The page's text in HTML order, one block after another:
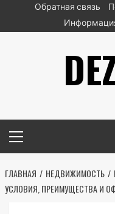
ПерейтиОбратная связь
меню
ГЛАВНАЯ НЕДВИЖИМОСТЬ
УСЛОВИЯ, ПРЕИМУЩЕСТВА И